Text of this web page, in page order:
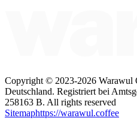
Copyright © 2023-2026 Warawul
Deutschland. Registriert bei
258163 B. All rights reserved
Sitemaphttps://warawul.coffee